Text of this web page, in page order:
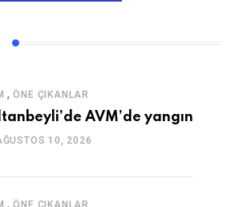
,ÖNE ÇIKANLAR
AVM’de yangın
10, 2026
,ÖNE ÇIKANLAR